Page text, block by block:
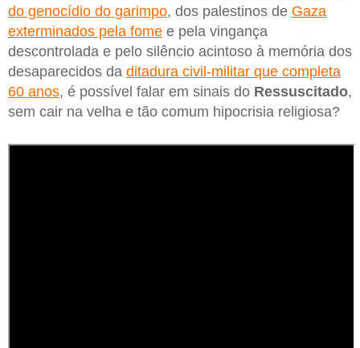
do genocídio do garimpo, dos palestinos de Gaza
exterminados pela fome e pela vingança
descontrolada e pelo silêncio acintoso à memória dos
desaparecidos da ditadura civil-militar que completa
60 anos, é possível falar em sinais do Ressuscitado,
sem cair na velha e tão comum hipocrisia religiosa?